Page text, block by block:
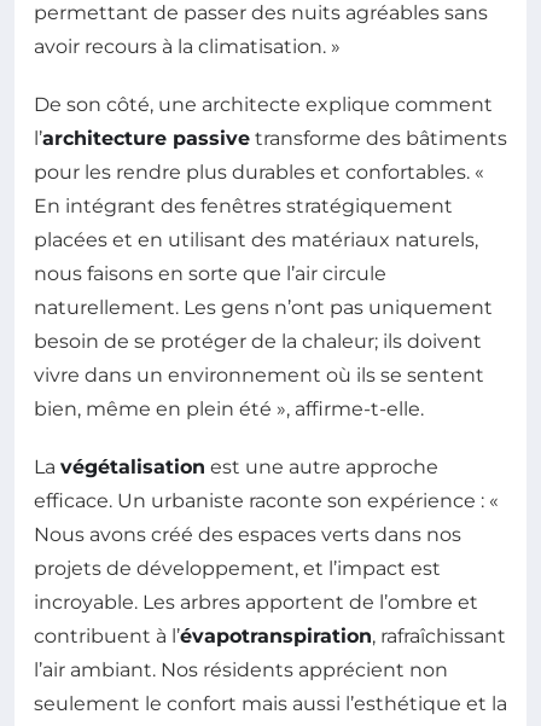
permettant de passer des nuits agréables sans
avoir recours à la climatisation. »
De son côté, une architecte explique comment
l’architecture passive transforme des bâtiments
pour les rendre plus durables et confortables. «
En intégrant des fenêtres stratégiquement
placées et en utilisant des matériaux naturels,
nous faisons en sorte que l’air circule
naturellement. Les gens n’ont pas uniquement
besoin de se protéger de la chaleur; ils doivent
vivre dans un environnement où ils se sentent
bien, même en plein été », affirme-t-elle.
La végétalisation est une autre approche
efficace. Un urbaniste raconte son expérience : «
Nous avons créé des espaces verts dans nos
projets de développement, et l’impact est
incroyable. Les arbres apportent de l’ombre et
contribuent à l’évapotranspiration, rafraîchissant
l’air ambiant. Nos résidents apprécient non
seulement le confort mais aussi l’esthétique et la